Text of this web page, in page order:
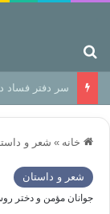
سر دفتر فساد
خانه » شعر و
شعر و داستان
جوانان مؤمن و دختر